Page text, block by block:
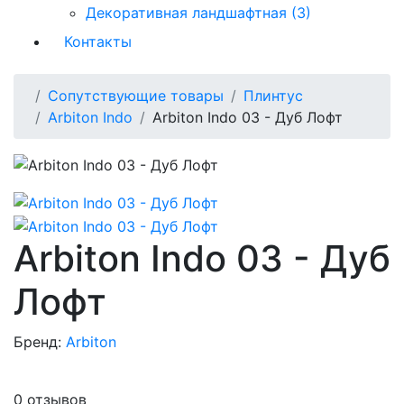
Декоративная ландшафтная (3)
Контакты
Сопутствующие товары
Плинтус
Arbiton Indo
Arbiton Indo 03 - Дуб Лофт
Arbiton Indo 03 - Дуб
Лофт
Бренд: Arbiton
0 отзывов